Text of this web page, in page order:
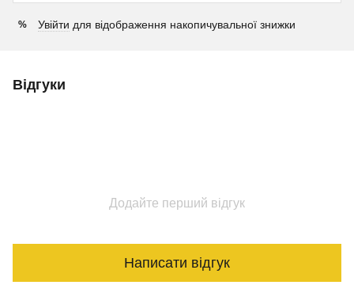
% Увійти для відображення накопичувальної знижки
Відгуки
Додайте перший відгук
Написати відгук